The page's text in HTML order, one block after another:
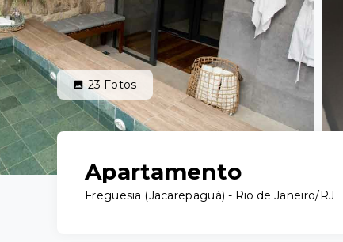
23 Fotos
Apartamento
Freguesia (Jacarepaguá) - Rio de Janeiro/RJ